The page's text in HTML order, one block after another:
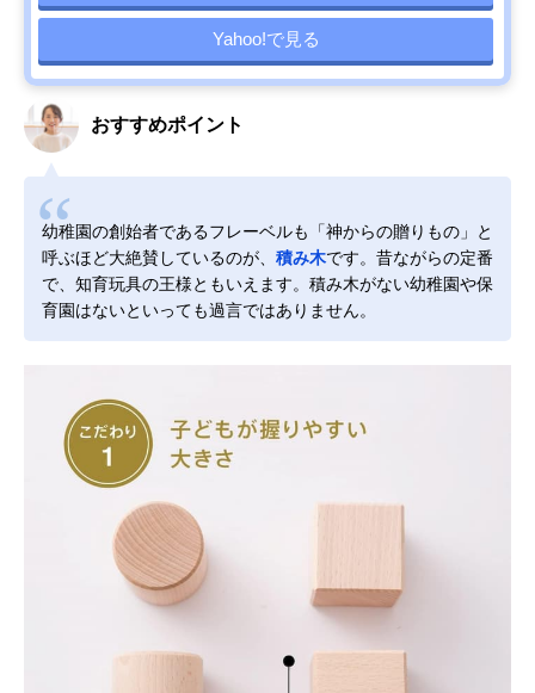
Yahoo!で見る
おすすめポイント
幼稚園の創始者であるフレーベルも「神からの贈りもの」と
呼ぶほど大絶賛しているのが、 積み木です。昔ながらの定番
で、知育玩具の王様ともいえます。積み木がない幼稚園や保
育園はないといっても過言ではありません。